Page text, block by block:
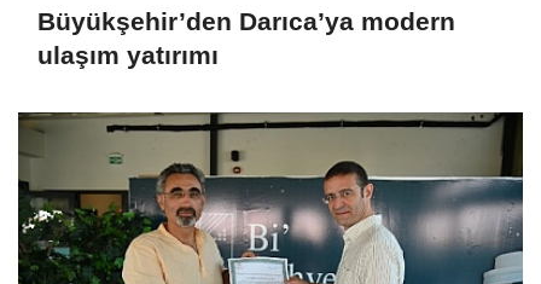
Büyükşehir’den Darıca’ya modern
ulaşım yatırımı